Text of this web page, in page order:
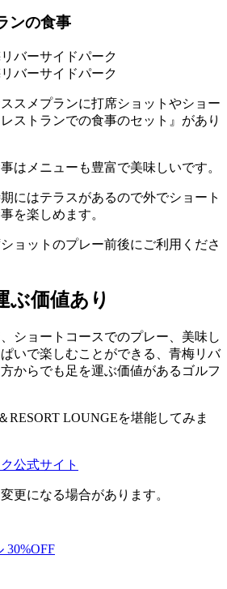
ンの食事
スメプランに打席ショットやショー
ストランでの食事のセット』があり
はメニューも豊富で美味しいです。
にはテラスがあるので外でショート
を楽しめます。
ョットのプレー前後にご利用くださ
ぶ価値あり
ショートコースでのプレー、美味し
いで楽しむことができる、青梅リバ
からでも足を運ぶ価値があるゴルフ
RESORT LOUNGEを堪能してみま
公式サイト
更になる場合があります。
30%OFF